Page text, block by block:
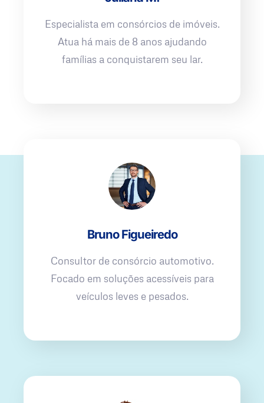
Especialista em consórcios de imóveis.
Atua há mais de 8 anos ajudando
famílias a conquistarem seu lar.
Bruno Figueiredo
Consultor de consórcio automotivo.
Focado em soluções acessíveis para
veículos leves e pesados.